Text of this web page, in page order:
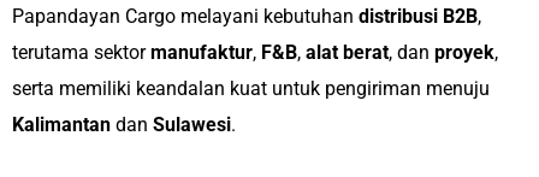
Papandayan Cargo melayani kebutuhan distribusi B2B,
terutama sektormanufaktur, F&B, alat berat, dan proyek,
serta memiliki keandalan kuat untuk pengiriman menuju
Kalimantan dan Sulawesi.